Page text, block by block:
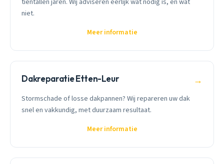
niet.
Meer informatie
Dakreparatie Etten-Leur →
Stormschade of losse dakpannen? Wij repareren uw dak
snel en vakkundig, met duurzaam resultaat.
Meer informatie